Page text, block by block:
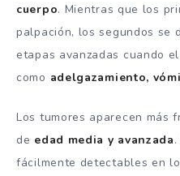
cuerpo. Mientras que los
palpación, los segundos se
etapas avanzadas cuando
como adelgazamiento,
Los tumores aparecen más
de edad media y avanzada
fácilmente detectables en